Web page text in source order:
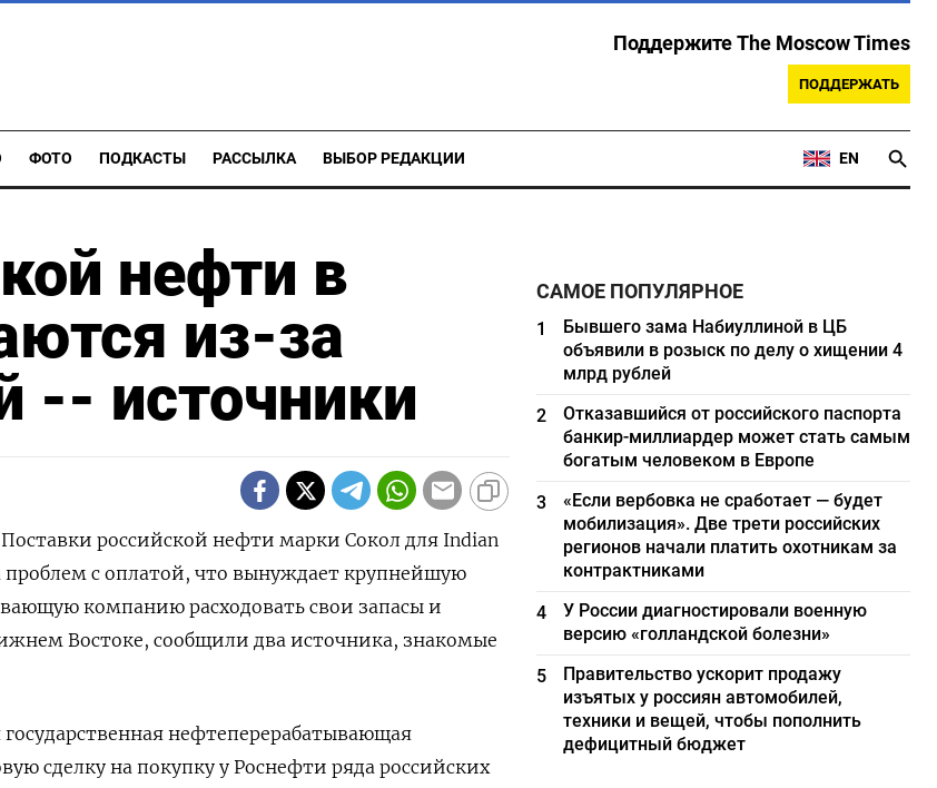
Поддержите The Moscow Times
ПОДДЕРЖАТЬ
ФОТО ПОДКАСТЫ РАССЫЛКА ВЫБОР РЕДАКЦИИ EN
нефти в
из-за
-- источники
российской нефти марки Сокол для Indian
с оплатой, что вынуждает крупнейшую
компанию расходовать свои запасы и
Востоке, сообщили два источника, знакомые
нефтеперерабатывающая
сделку на покупку у Роснефти ряда российских
САМОЕ ПОПУЛЯРНОЕ
1
Бывшего зама Набиуллиной в ЦБ
объявили в розыск по делу о хищении 4
млрд рублей
2
Отказавшийся от российского паспорта
банкир-миллиардер может стать самым
богатым человеком в Европе
3
«Если вербовка не сработает — будет
мобилизация». Две трети российских
регионов начали платить охотникам за
контрактниками
4
У России диагностировали военную
версию «голландской болезни»
5
Правительство ускорит продажу
изъятых у россиян автомобилей,
техники и вещей, чтобы пополнить
дефицитный бюджет